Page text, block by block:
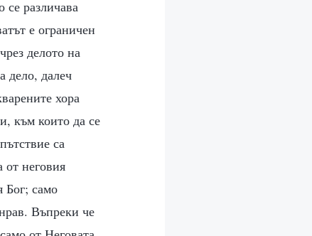
се различава
е ограничен
делото на
дело, далеч
хора
към които да се
са
от неговия
Бог; само
Въпреки че